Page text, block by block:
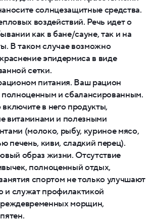
солнцезащитные средства.
воздействий. Речь идет о
как в бане/сауне, так и на
В таком случае возможно
эпидермиса в виде
сетки.
питания. Ваш рацион
полноценным и сбалансированным.
в него продукты,
витаминами и полезными
(молоко, рыбу, куриное мясо,
печень, киви, сладкий перец).
образ жизни. Отсутствие
полноценный отдых,
спортом не только улучшают
и служат профилактикой
морщин,